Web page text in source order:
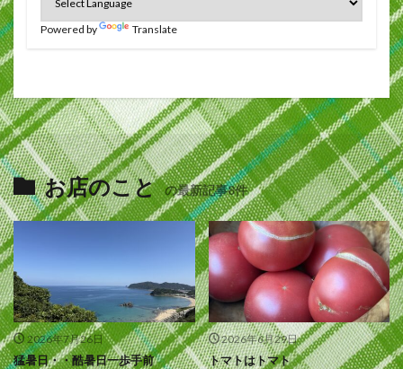
Powered by Translate
お店のこと の最新記事8件
2026年7月26日
猛暑日・・酷暑日一歩手前
2026年6月29日
トマトはトマト